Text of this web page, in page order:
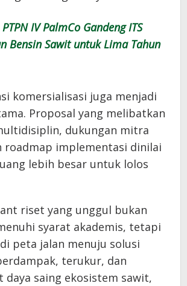
PTPN IV PalmCo Gandeng ITS
Bensin Sawit untuk Lima Tahun
komersialisasi juga menjadi
Proposal yang melibatkan
dukungan mitra
roadmap implementasi dinilai
lebih besar untuk lolos
riset yang unggul bukan
syarat akademis, tetapi
peta jalan menuju solusi
terukur, dan
daya saing ekosistem sawit,